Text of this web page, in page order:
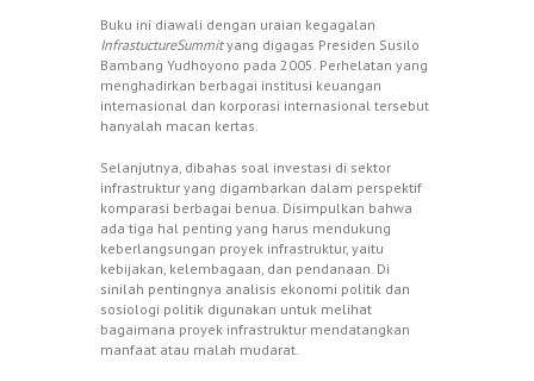
Buku ini diawali dengan uraian kegagalan
InfrastuctureSummityang digagas Presiden Susilo
Bambang Yudhoyono pada 2005. Perhelatan yang
menghadirkan berbagai institusi keuangan
intemasional dan korporasi internasional tersebut
hanyalah macan kertas.
Selanjutnya, dibahas soal investasi di sektor
infrastruktur yang digambarkan dalam perspektif
komparasi berbagai benua. Disimpulkan bahwa
ada tiga hal penting yang harus mendukung
keberlangsungan proyek infrastruktur, yaitu
kebijakan, kelembagaan, dan pendanaan. Di
sinilah pentingnya analisis ekonomi politik dan
sosiologi politik digunakan untuk melihat
bagaimana proyek infrastruktur mendatangkan
manfaat atau malah mudarat.